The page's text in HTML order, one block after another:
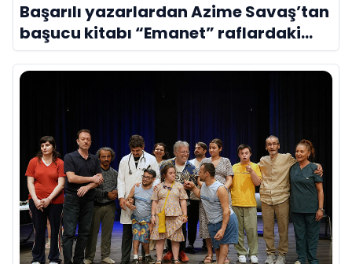
Başarılı yazarlardan Azime Savaş’tan
başucu kitabı “Emanet” raflardaki
yerini aldı